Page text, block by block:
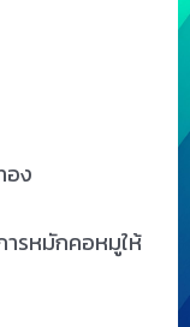
อง
รหมักคอหมูให้